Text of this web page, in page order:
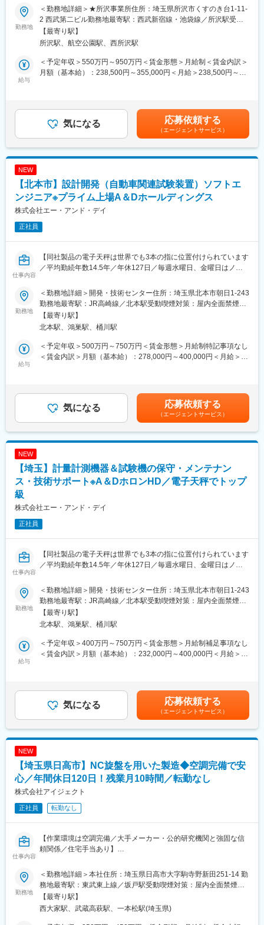
■組織構成
約70名規模の組織で、企画・販促・需給/調達・エリアマーケティ
ング・データ分析等の各チームが連携し、データ分析と企画を担
■業務の魅力
■教育体制
OJTやチームでのナレッジ共有、社外研修も活用し、未経験分野
能です。
■想定されるキャリアパス
ェクトリーダー等、多様なキャリアを目指せます。
「新たな感動体験を創造し豊かな社会へ貢献」をビジョンに掲
げ、独自技術とグローバル展開で進化を続けるリーディングカン
方を募集しています。
■業務内容
・グローバル基幹システム刷新の戦略・構想立案、プロジェクト
企画・推進、稼働後の安定化・継続改善までを一貫してリード
・エージェントAI等の最新技術を活用した業務改革の企画・実装
・海外拠点（米州・欧州・アジア・中東）との連携によるグロー
＜具体的には＞
・SAP S/4HANAを中心としたグローバル刷新に関する戦略・構想
用・AI活用を含む）
・海外拠点との連携・ガバナンス運営、グローバル標準化の推進
・管掌範囲：グローバルのシステムアプリケーション、保守運用
・新システム企画・経営課題解決型プロジェクトを推進する課長
・経営戦略に基づく全社IT・DX戦略を統括する部長
■働き方
ハイブリッドワーク（在宅勤務含む）と平均残業約15時間
ため、経営層との直接対話および意思決定のプロセスに接する機
会を得やすい
・エージェントAI／生成AIの社内実装を当事者として遂行
・企画～実装～運用～改善まで一気通貫で関与
変更の範囲：会社の定める業務
勤務地
＜勤務地詳細＞★所沢事業所住所：埼玉県所沢市くすのき台1-11-
2 西武第二ビル勤務地最寄駅：西武新宿線・池袋線／所沢駅受動
喫煙対策：屋内全面禁煙変更の範囲：会社の定める事業所
【最寄り駅】
所沢駅、航空公園駅、西所沢駅
給与
＜予定年収＞550万円～950万円＜賃金形態＞月給制＜賃金内訳＞
月額（基本給）：238,500円～355,000円＜月給＞238,500円～
ヵ月）■家族、住宅手当は該当者に別途支給賃金はあくまでも目安
の金額であり、選考を通じて上下する可能性があります。月給(月
額)は固定手当を含めた表記です。
気になる 応募依頼する
（エージェントサービス）
NEW
【北本市】設計開発（自動車関連試験装置）ソフトエ
ンジニア※プライム上場A＆Dホールディングス
株式会社エー・アンド・デイ
正社員
仕事内容
【同社製品の電子天秤は世界でも3本の指に位置付けられています
／平均勤続年数14.5年／年休127日／毎週水曜日、金曜日はノー
100％、男性50％以上】
■職務概要：
自動車関連試験装置におけるソフト開発をご担当いただきます。
主な業務内容は以下のとおりです。
【業務内容】
・Matlab Simulinkによるモデル作成・検証
・要件定義（または仕様検討）、設計、実装、単体・結合試験ま
■就業環境：
っており、メリハリのある環境で就業して頂くことができます。
福利厚生も充実しており、住居手当や家族手当等各種手当の他、
■当社の特徴：
位、世界市場でも売上高トップクラスの優良企業です。それぞれ
の分野において市場占有率の高い製品を有しており、国内にとど
まらずグローバルな視点で事業展開をしています。
変更の範囲：会社の定める業務
勤務地
＜勤務地詳細＞開発・技術センター住所：埼玉県北本市朝日1-243
勤務地最寄駅：JR高崎線／北本駅受動喫煙対策：屋内全面禁煙変
更の範囲：会社の定める事業所
【最寄り駅】
北本駅、鴻巣駅、桶川駅
給与
＜予定年収＞500万円～750万円＜賃金形態＞月給制特記事項なし
＜賃金内訳＞月額（基本給）：278,000円～400,000円＜月給＞
万円／32歳 入社10年（月給36万円＋住宅手当＋時間外手当＋賞
与）610万円／27歳 入社5年（月給31万円＋住宅手当＋時間外手
当＋賞与）賃金はあくまでも目安の金額であり、選考を通じて上
下する可能性があります。月給(月額)は固定手当を含めた表記で
す。
気になる 応募依頼する
（エージェントサービス）
NEW
【埼玉】計量計測機器＆試験機の保守・メンテナン
ス・技術サポート※A＆DホロンHD／電子天秤でトップ
級
株式会社エー・アンド・デイ
正社員
仕事内容
【同社製品の電子天秤は世界でも3本の指に位置付けられています
／平均勤続年数14.5年／年休127日／毎週水曜日、金曜日はノー
■職務概要：
当社は産業用計測機器、計量器、血圧計など計測機器を開発、製
造、販売しております。本ポジションではフィールドサービスエ
ンジニア職として、産業用計測機器、計量器のエンジニア業務を
お任せいたします。
す。
・製品の設置
が可能です。
※日帰りから1週間程度の出張がございます。
計量計測機器/試験機を想定しております。
入社後半年から1年間をかけて、現場でのOJT研修を通しながら業
務を習得して頂きます。座学研修もございますので、製品に関す
す。
■就業環境：
同社の就業環境はとてもよくワークライフバランスが保てる環境
勤務地
＜勤務地詳細＞開発・技術センター住所：埼玉県北本市朝日1-243
勤務地最寄駅：JR高崎線／北本駅受動喫煙対策：屋内全面禁煙変
更の範囲：会社の定める事業所
【最寄り駅】
北本駅、鴻巣駅、桶川駅
給与
＜予定年収＞400万円～750万円＜賃金形態＞月給制補足事項なし
＜賃金内訳＞月額（基本給）：232,000円～400,000円＜月給＞
月賃金はあくまでも目安の金額であり、選考を通じて上下する可
能性があります。月給(月額)は固定手当を含めた表記です。
気になる 応募依頼する
（エージェントサービス）
NEW
【埼玉県日高市】NC旋盤を用いた製造◆空調完備で安
心／年間休日120日！残業月10時間／転勤なし
株式会社アイジェクト
正社員 転勤なし
仕事内容
【作業環境は空調完備／大手メーカー・公的研究機関と強固な信
頼関係／住宅手当あり】
分野の研究開発に必要な精密部品を、受託開発しています。オー
ダーメイドされた部品をNC旋盤を用いて製造いただきます。
■業務概要：
・対話形式でのプログラミング
・NC旋盤のオペレーション
勤務地
＜勤務地詳細＞本社住所：埼玉県日高市大字駒寺野新田251-14 勤
務地最寄駅：東武東上線／坂戸駅受動喫煙対策：屋内全面禁煙変
更の範囲：会社の定める事業所
【最寄り駅】
西大家駅、武蔵高萩駅、一本松駅(埼玉県)